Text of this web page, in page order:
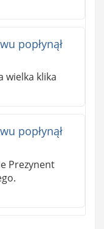
popłynął
wielka klika
popłynął
Prezynent